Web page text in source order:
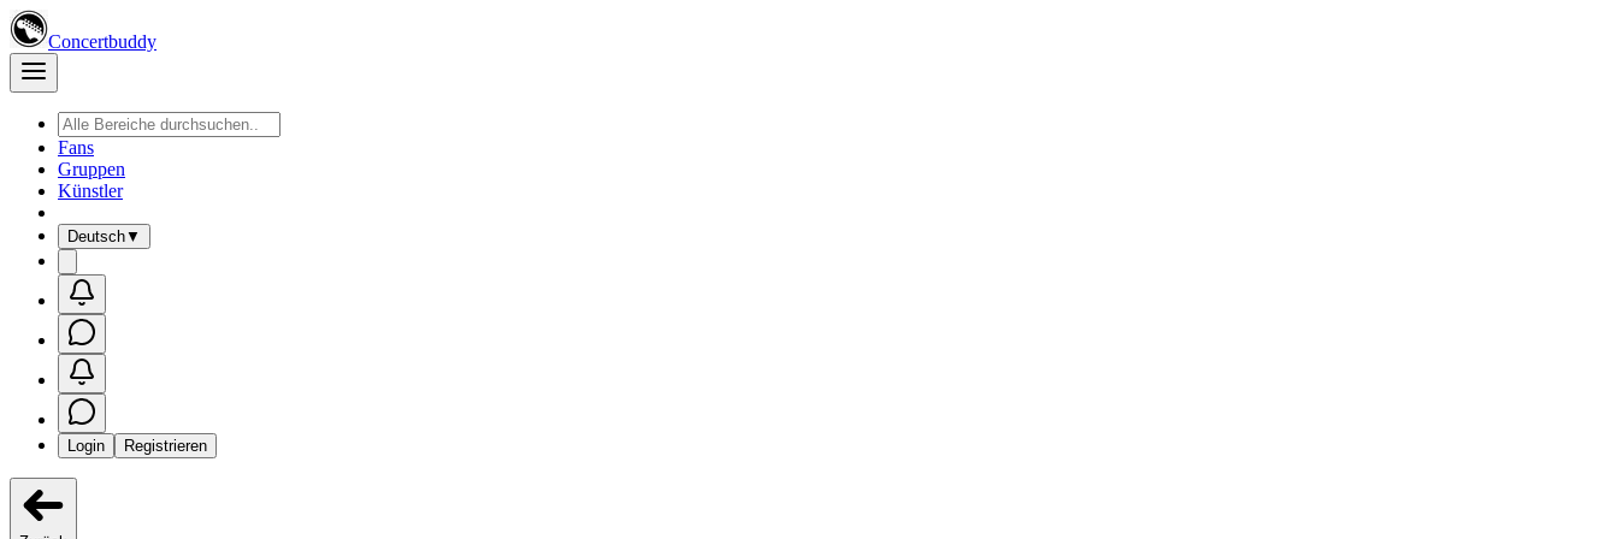
Concertbuddy
Fans
Gruppen
Künstler
Deutsch▼
Login Registrieren